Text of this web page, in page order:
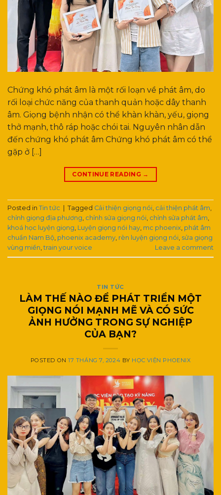
Chứng khó phát âm là một rối loạn về phát âm, do
rối loại chức năng của thanh quản hoặc dây thanh
âm. Giọng bệnh nhận có thể khàn khàn, yếu, giọng
thở mạnh, thô ráp hoặc chói tai. Nguyên nhân dẫn
đến chứng khó phát âm Chứng khó phát âm có thể
gặp ở […]
CONTINUE READING →
Posted in Tin tức Tagged Cải thiện giọng nói cải thiện phát âm
chỉnh giọng địa phương chỉnh sửa giọng nói chỉnh sửa phát âm
khoá học luyện giọng Luyện giọng nói hay mc phoenix phát âm
chuẩn Nam Bộ phoenix academy rèn luyện giọng nói sửa giọng
vùng miền ,train your voice Leave a comment
TIN TỨC
LÀM THẾ NÀO ĐỂ PHÁT TRIỂN MỘT
GIỌNG NÓI MẠNH MẼ VÀ CÓ SỨC
ẢNH HƯỞNG TRONG SỰ NGHIỆP
CỦA BẠN?
POSTED ON17 THÁNG 7, 2024 BY HỌC VIỆN PHOENIX